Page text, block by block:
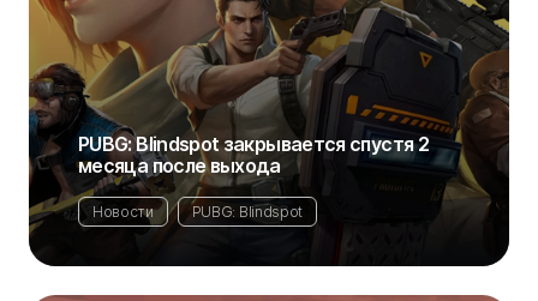
PUBG: Blindspot закрывается спустя 2
месяца после выхода
Новости PUBG: Blindspot